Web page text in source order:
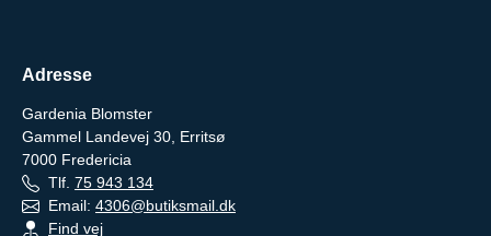
Adresse
Gardenia Blomster
Gammel Landevej 30, Erritsø
7000 Fredericia
Tlf. 75 943 134
Email: 4306@butiksmail.dk
Find vej